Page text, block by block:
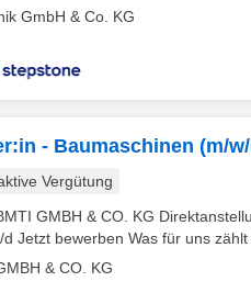
GmbH & Co. KG
- Baumaschinen (m/
Vergütung
GMBH & CO. KG
Jetzt bewerben Was für uns zählt
& CO. KG